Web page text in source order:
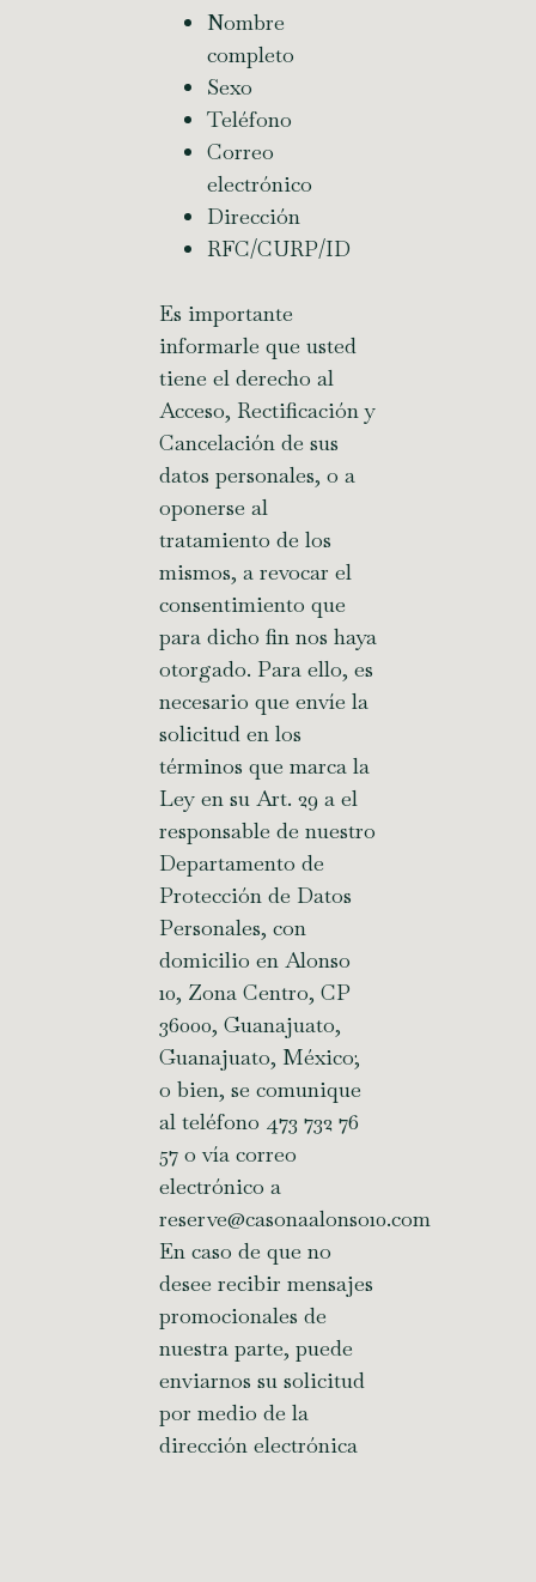
Nombre
completo
Sexo
Teléfono
Correo
electrónico
Dirección
RFC/CURP/ID
Es importante
informarle que usted
tiene el derecho al
Acceso, Rectificación y
Cancelación de sus
datos personales, o a
oponerse al
tratamiento de los
mismos, a revocar el
consentimiento que
para dicho fin nos haya
otorgado. Para ello, es
necesario que envíe la
solicitud en los
términos que marca la
Ley en su Art. 29 a el
responsable de nuestro
Departamento de
Protección de Datos
Personales, con
domicilio en Alonso
10, Zona Centro, CP
36000, Guanajuato,
Guanajuato, México;
o bien, se comunique
al teléfono 473 732 76
57 o vía correo
electrónico a
reserve@casonaalonso10.com
En caso de que no
desee recibir mensajes
promocionales de
nuestra parte, puede
enviarnos su solicitud
por medio de la
dirección electrónica